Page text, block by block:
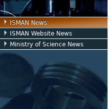
ISMAN News
ISMAN Website News
Ministry of Science News